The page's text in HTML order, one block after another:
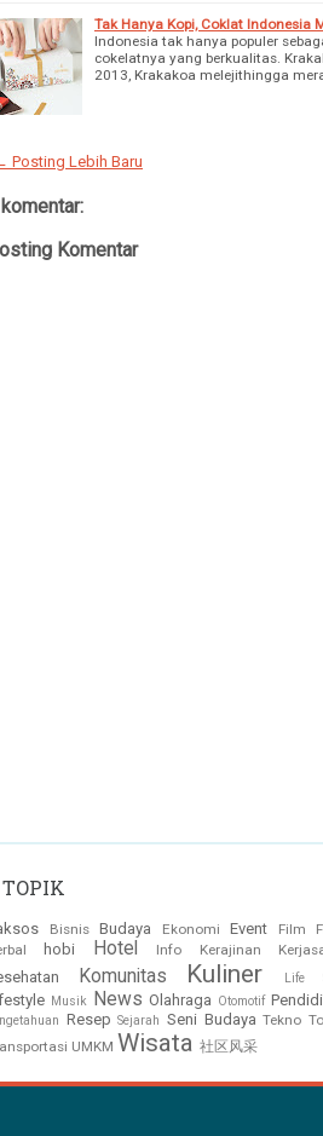
Tak Hanya Kopi, Coklat Indonesia
Indonesia tak hanya populer
cokelatnya yang berkualitas.
2013, Krakakoa melejithingga
Posting Lebih Baru
Komentar
TOPIK
Bisnis Budaya Ekonomi Event Film
hobi Hotel Info Kerajinan
Komunitas Kuliner Life
Musik News Olahraga Otomotif
Resep Sejarah Seni Budaya Tekno
UMKM Wisata 社区风采